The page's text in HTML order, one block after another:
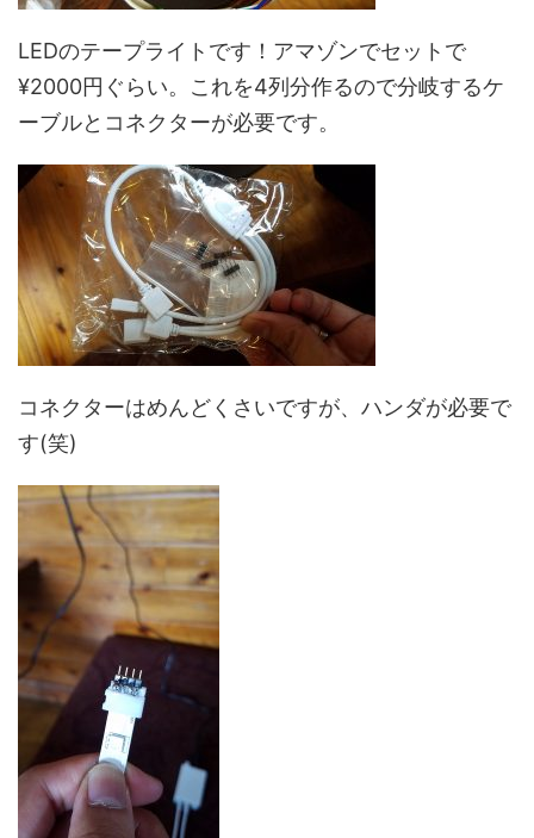
LEDのテープライトです！アマゾンでセットで
¥2000円ぐらい。これを4列分作るので分岐するケ
ーブルとコネクターが必要です。
コネクターはめんどくさいですが、ハンダが必要で
す(笑)